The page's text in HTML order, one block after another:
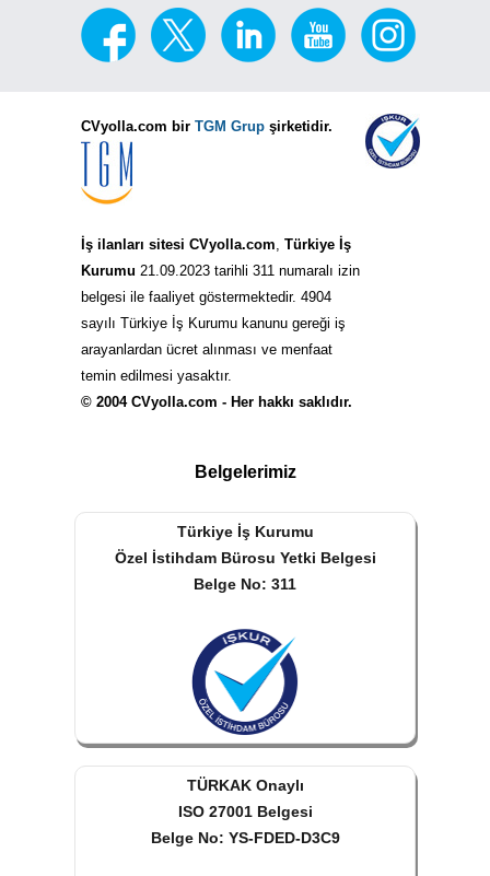
CVyolla.com bir TGM Grup şirketidir.
İş ilanları sitesi CVyolla.com, Türkiye İş
Kurumu 21.09.2023 tarihli 311 numaralı izin
belgesi ile faaliyet göstermektedir. 4904
sayılı Türkiye İş Kurumu kanunu gereği iş
arayanlardan ücret alınması ve menfaat
temin edilmesi yasaktır.
© 2004 CVyolla.com - Her hakkı saklıdır.
Belgelerimiz
Türkiye İş Kurumu
Özel İstihdam Bürosu Yetki Belgesi
Belge No: 311
TÜRKAK Onaylı
ISO 27001 Belgesi
Belge No: YS-FDED-D3C9